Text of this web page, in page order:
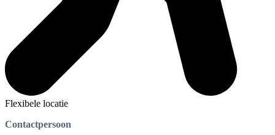
Flexibele locatie
Contactpersoon